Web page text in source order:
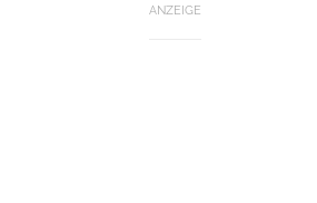
ANZEIGE